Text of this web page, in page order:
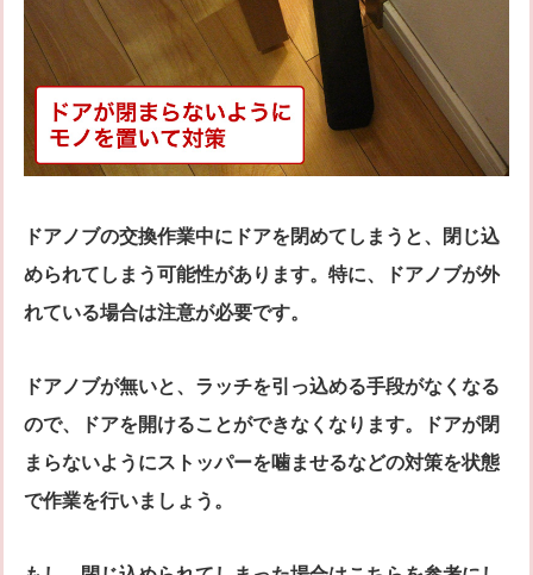
ドアノブの交換作業中にドアを閉めてしまうと、閉じ込
められてしまう可能性があります。特に、ドアノブが外
れている場合は注意が必要です。
ドアノブが無いと、ラッチを引っ込める手段がなくなる
ので、ドアを開けることができなくなります。ドアが閉
まらないようにストッパーを噛ませるなどの対策を状態
で作業を行いましょう。